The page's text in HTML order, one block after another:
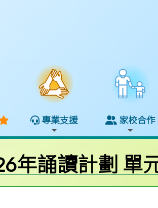
專業支援 家校合作
年誦讀計劃 單